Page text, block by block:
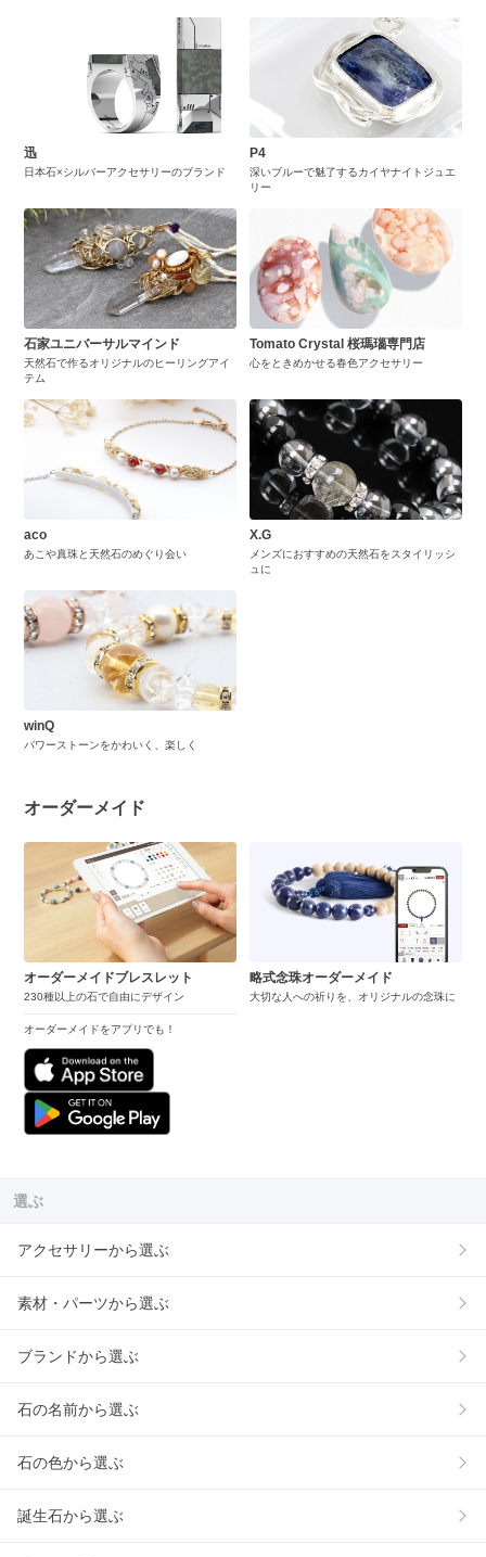
迅
日本石×シルバーアクセサリーのブランド
P4
深いブルーで魅了するカイヤナイトジュエ
リー
石家ユニバーサルマインド
天然石で作るオリジナルのヒーリングアイ
テム
Tomato Crystal 桜瑪瑙専門店
心をときめかせる春色アクセサリー
aco
あこや真珠と天然石のめぐり会い
X.G
メンズにおすすめの天然石をスタイリッシ
ュに
winQ
パワーストーンをかわいく、楽しく
オーダーメイド
オーダーメイドブレスレット
230種以上の石で自由にデザイン
オーダーメイドをアプリでも！
略式念珠オーダーメイド
大切な人への祈りを、オリジナルの念珠に
選ぶ
アクセサリーから選ぶ
素材・パーツから選ぶ
ブランドから選ぶ
石の名前から選ぶ
石の色から選ぶ
誕生石から選ぶ